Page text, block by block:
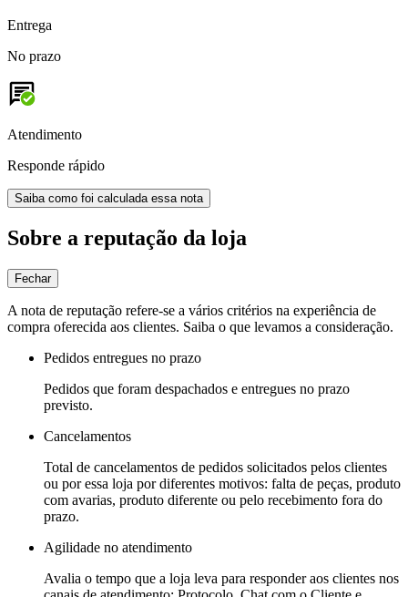
Entrega
No prazo
Atendimento
Responde rápido
Saiba como foi calculada essa nota
Sobre a reputação da loja
Fechar
A nota de reputação refere-se a vários critérios na experiência de
compra oferecida aos clientes. Saiba o que levamos a consideração.
Pedidos entregues no prazo
Pedidos que foram despachados e entregues no prazo
previsto.
Cancelamentos
Total de cancelamentos de pedidos solicitados pelos clientes
ou por essa loja por diferentes motivos: falta de peças, produto
com avarias, produto diferente ou pelo recebimento fora do
prazo.
Agilidade no atendimento
Avalia o tempo que a loja leva para responder aos clientes nos